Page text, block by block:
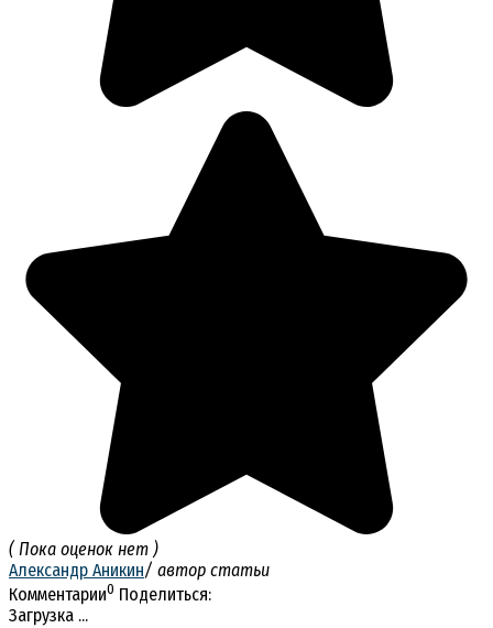
( Пока оценок нет )
Александр Аникин/ автор статьи
Комментарии0 Поделиться:
Загрузка ...